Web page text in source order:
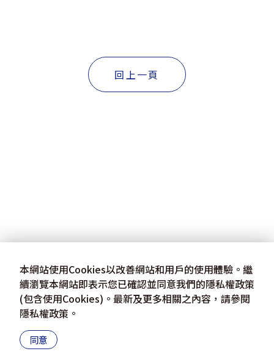
回上一頁
本網站使用Cookies以改善網站和用戶的使用體驗。繼
續瀏覽本網站即表示您已確認並同意我們的隱私權政策
(包含使用Cookies)。最新及更多相關之內容，請參閱
隱私權政策 。
同意